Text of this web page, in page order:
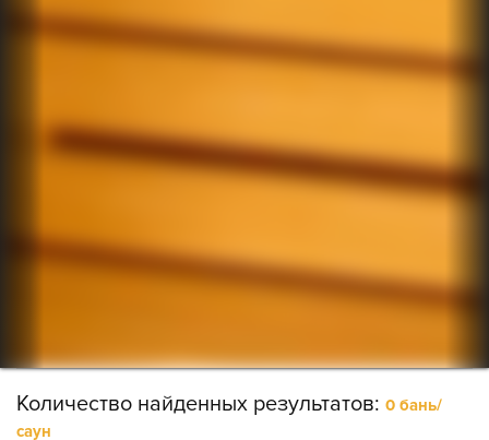
Количество найденных результатов: 0 бань/
саун